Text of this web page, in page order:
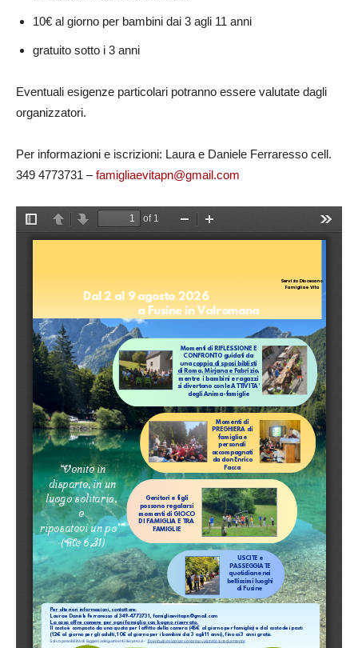
10€ al giorno per bambini dai 3 agli 11 anni
gratuito sotto i 3 anni
Eventuali esigenze particolari potranno essere valutate dagli
organizzatori.
Per informazioni e iscrizioni: Laura e Daniele Ferraresso cell.
349 4773731 –famigliaevitapn@gmail.com